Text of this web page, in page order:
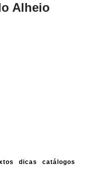
Alheio
dicas catálogos